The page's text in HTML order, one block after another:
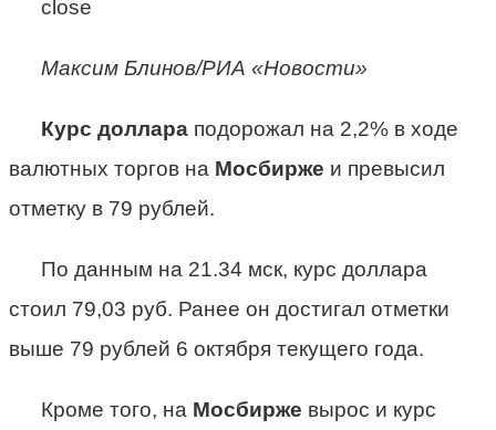
close
Максим Блинов/РИА «Новости»
Курс доллараподорожал на 2,2% в ходе
валютных торгов на Мосбирже и превысил
отметку в 79 рублей.
По данным на 21.34 мск, курс доллара
стоил 79,03 руб. Ранее он достигал отметки
выше 79 рублей 6 октября текущего года.
Кроме того, на Мосбирже вырос и курс